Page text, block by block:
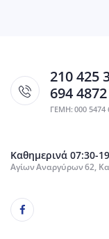
210 425
694
ΓΕΜΗ: 000 5474
Καθημερινά 07:30-
Αγίων Αναργύρων 62,